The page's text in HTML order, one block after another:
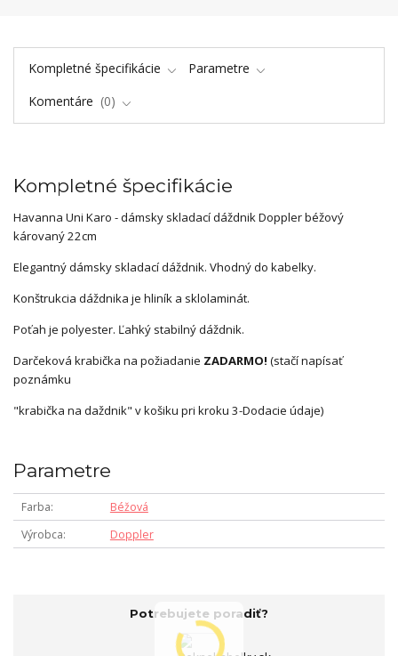
Kompletné špecifikácie
Parametre
Komentáre
0
Kompletné špecifikácie
Havanna Uni Karo - dámsky skladací dáždnik Doppler béžový
károvaný 22cm
Elegantný dámsky skladací dáždnik. Vhodný do kabelky.
Konštrukcia dáždnika je hliník a sklolaminát.
Poťah je polyester. Ľahký stabilný dáždnik.
Darčeková krabička na požiadanie ZADARMO! (stačí napísať
poznámku
"krabička na daždnik" v košiku pri kroku 3-Dodacie údaje)
Parametre
Farba
Béžová
Výrobca
Doppler
Potrebujete poradiť?